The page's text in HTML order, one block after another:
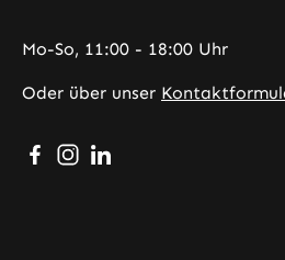
Mo-So, 11:00 - 18:00 Uhr
Oder über unser
Besuche uns auf Facebook –
Schau auf Instagram
Vernetze dich mit uns